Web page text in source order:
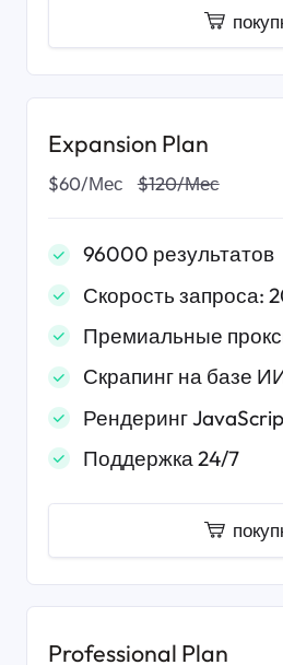
Expansion Plan
$60/Мес $120/Мес
96000 результатов
Скорость запроса:
Премиальные
Скрапинг на базе
Рендеринг
Поддержка 24/7
Professional Plan